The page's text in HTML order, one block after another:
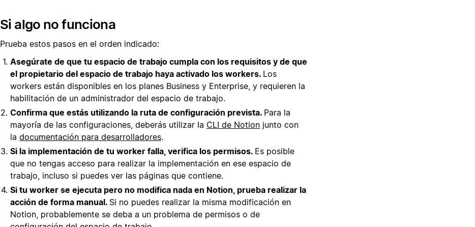
Si algo no funciona
Prueba estos pasos en el orden indicado:
Asegúrate de que tu espacio de trabajo cumpla con los requisitos y de que
el propietario del espacio de trabajo haya activado los workers. Los
workers están disponibles en los planes Business y Enterprise, y requieren la
habilitación de un administrador del espacio de trabajo.
Confirma que estás utilizando la ruta de configuración prevista. Para la
mayoría de las configuraciones, deberás utilizar la CLI de Notion junto con
la documentación para desarrolladores.
Si la implementación de tu worker falla, verifica los permisos. Es posible
que no tengas acceso para realizar la implementación en ese espacio de
trabajo, incluso si puedes ver las páginas que contiene.
Si tu worker se ejecuta pero no modifica nada en Notion, prueba realizar la
acción de forma manual. Si no puedes realizar la misma modificación en
Notion, probablemente se deba a un problema de permisos o de